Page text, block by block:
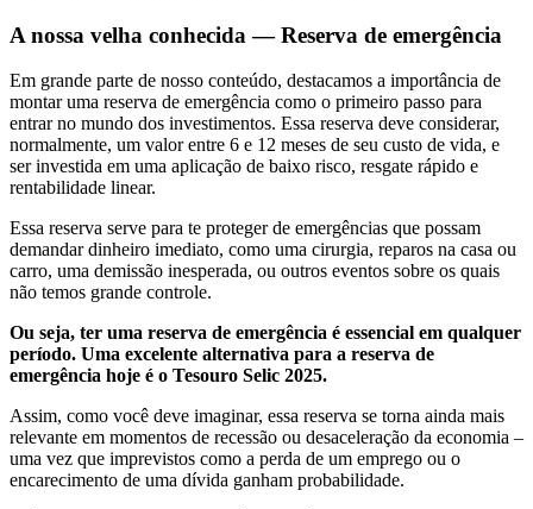
A nossa velha conhecida — Reserva de emergência
Em grande parte de nosso conteúdo, destacamos a importância de
montar uma reserva de emergência como o primeiro passo para
entrar no mundo dos investimentos. Essa reserva deve considerar,
normalmente, um valor entre 6 e 12 meses de seu custo de vida, e
ser investida em uma aplicação de baixo risco, resgate rápido e
rentabilidade linear.
Essa reserva serve para te proteger de emergências que possam
demandar dinheiro imediato, como uma cirurgia, reparos na casa ou
carro, uma demissão inesperada, ou outros eventos sobre os quais
não temos grande controle.
Ou seja, ter uma reserva de emergência é essencial em qualquer
período. Uma excelente alternativa para a reserva de
emergência hoje é o Tesouro Selic 2025.
Assim, como você deve imaginar, essa reserva se torna ainda mais
relevante em momentos de recessão ou desaceleração da economia –
uma vez que imprevistos como a perda de um emprego ou o
encarecimento de uma dívida ganham probabilidade.